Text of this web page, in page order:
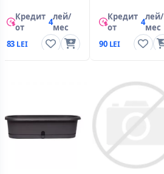
Кредит
от
4лей/
мес
83
Кредит
от
4лей/
мес
90